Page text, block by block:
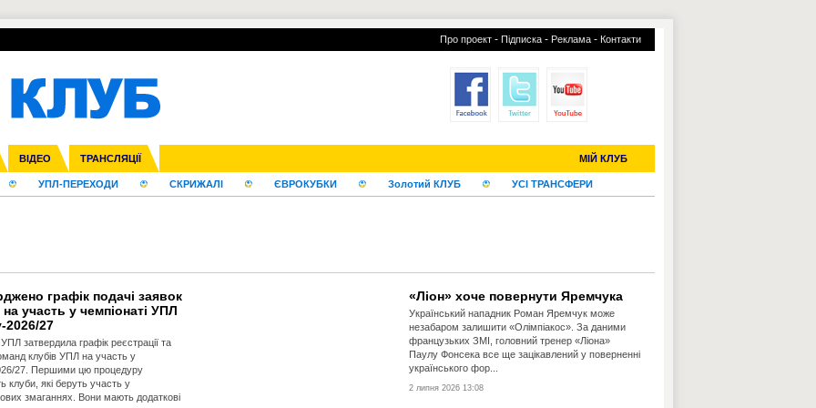
Про проект - Підписка - Реклама - Контакти
ВІДЕО ТРАНСЛЯЦІЇ МІЙ КЛУБ
ліга Кубок України Молодіжка
Ліга націй Ліга конференцій
Франція ІншіЧЄ-2015 (U-21)
УПЛ-ПЕРЕХОДИ СКРИЖАЛІ ЄВРОКУБКИ Золотий КЛУБ УСІ ТРАНСФЕРИ
графік подачі заявок
на участь у чемпіонаті УПЛ
2026/27
УПЛ затвердила графік реєстрації та
клубів УПЛ на участь у
27. Першими цю процедуру
клуби, які беруть участь у
змаганнях. Вони мають додаткові
«Ліон» хоче повернути Яремчука
Український нападник Роман Яремчук може
незабаром залишити «Олімпіакос». За даними
французьких ЗМІ, головний тренер «Ліона»
Паулу Фонсека все ще зацікавлений у поверненні
українського фор...
2 липня 2026 13:08